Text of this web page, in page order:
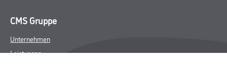
CMS Gruppe
Unternehmen
Leistungen